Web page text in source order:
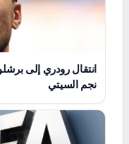
انتقال رودري إلى
نجم السيتي